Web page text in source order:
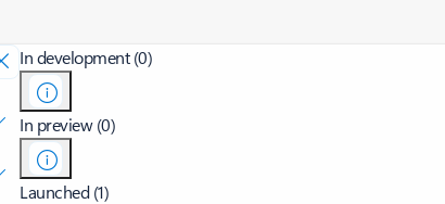
In development (0)
In preview (0)
Launched (1)